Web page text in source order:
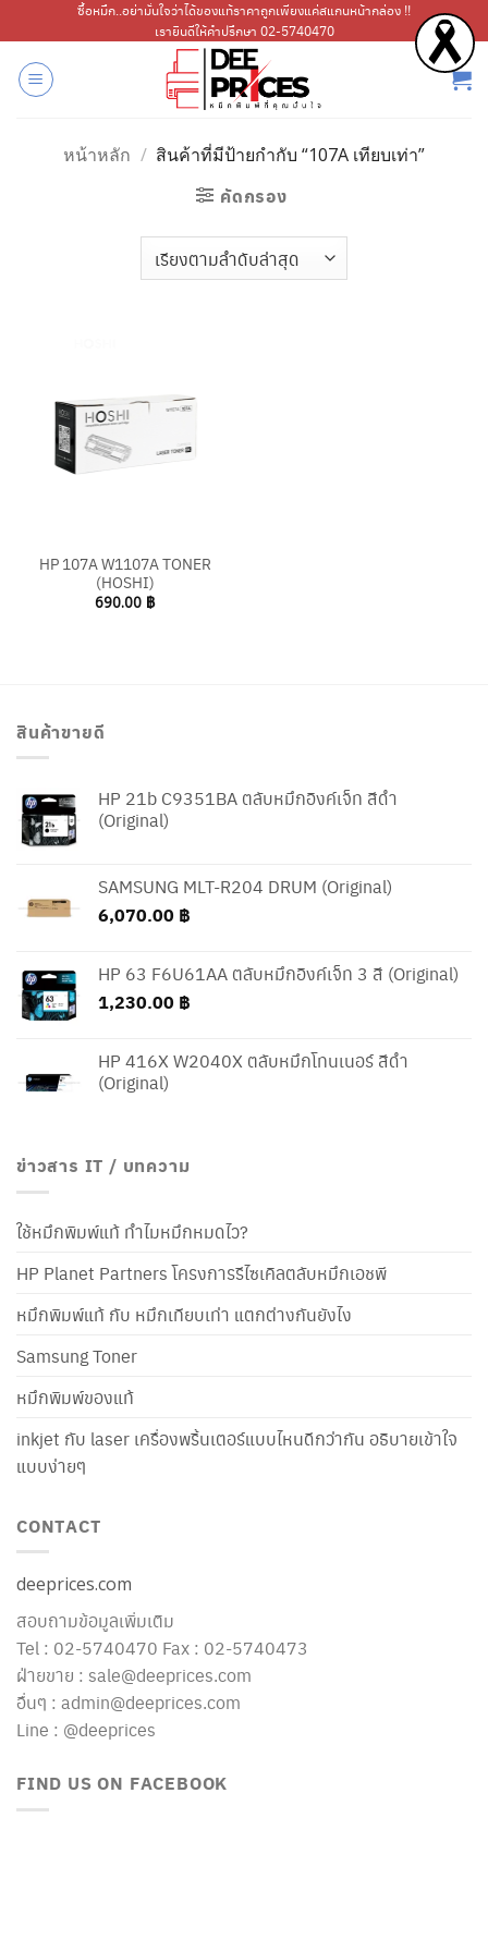
ไป
เนื้อหา
ซื้อหมึก..อย่ามั่นใจว่าได้ของแท้ราคาถูกเพียงแค่สแกนหน้ากล่อง !!
เรายินดีให้คำปรึกษา 02-5740470
หน้าหลัก / สินค้าที่มีป้ายกำกับ “107A เทียบเท่า”
คัดกรอง
HP 107A W1107A TONER
(HOSHI)
690.00 ฿
สินค้าขายดี
HP 21b C9351BA ตลับหมึกอิงค์เจ็ท สีดำ
(Original)
SAMSUNG MLT-R204 DRUM (Original)
6,070.00 ฿
HP 63 F6U61AA ตลับหมึกอิงค์เจ็ท 3 สี (Original)
1,230.00 ฿
HP 416X W2040X ตลับหมึกโทนเนอร์ สีดำ
(Original)
ข่าวสาร IT / บทความ
ใช้หมึกพิมพ์แท้ ทำไมหมึกหมดไว?
HP Planet Partners โครงการรีไซเคิลตลับหมึกเอชพี
หมึกพิมพ์แท้ กับ หมึกเทียบเท่า แตกต่างกันยังไง
Samsung Toner
หมึกพิมพ์ของแท้
inkjet กับ laser เครื่องพริ้นเตอร์แบบไหนดีกว่ากัน อธิบายเข้าใจ
แบบง่ายๆ
CONTACT
deeprices.com
สอบถามข้อมูลเพิ่มเติม
Tel : 02-5740470 Fax : 02-5740473
ฝ่ายขาย : sale@deeprices.com
อื่นๆ : admin@deeprices.com
Line : @deeprices
FIND US ON FACEBOOK